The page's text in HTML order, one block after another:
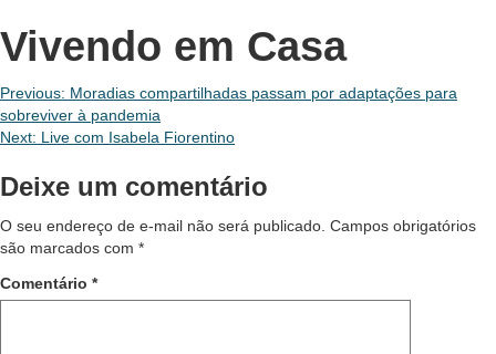
Vivendo em Casa
Navegação
de
Post
Previous: Moradias compartilhadas passam por adaptações para
sobreviver à pandemia
Next: Live com Isabela Fiorentino
Deixe um comentário
O seu endereço de e-mail não será publicado. Campos obrigatórios
são marcados com *
Comentário *